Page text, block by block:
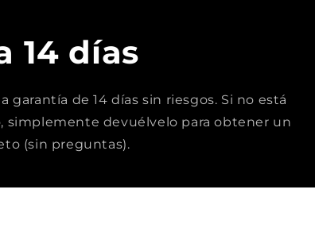
14 días
de 14 días sin riesgos. Si no está
devuélvelo para obtener un
(sin preguntas).